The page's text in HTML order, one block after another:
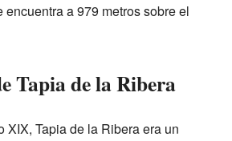
a 979 metros sobre el
Tapia de la Ribera
XIX, Tapia de la Ribera era un